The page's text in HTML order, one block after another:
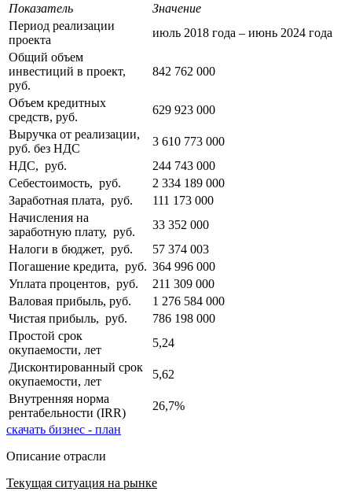
Показатель
Значение
Период реализации
проекта
июль 2018 года – июнь 2024 года
Общий объем
инвестиций в проект,
руб.
842 762 000
Объем кредитных
средств, руб.
629 923 000
Выручка от реализации,
руб. без НДС
3 610 773 000
НДС, руб.
244 743 000
Себестоимость, руб.
2 334 189 000
Заработная плата, руб.
111 173 000
Начисления на
заработную плату, руб.
33 352 000
Налоги в бюджет, руб.
57 374 003
Погашение кредита, руб. 364 996 000
Уплата процентов, руб.
211 309 000
Валовая прибыль, руб.
1 276 584 000
Чистая прибыль, руб.
786 198 000
Простой срок
окупаемости, лет
5,24
Дисконтированный срок
окупаемости, лет
5,62
Внутренняя норма
рентабельности (IRR)
26,7%
скачать бизнес - план
Описание отрасли
Текущая ситуация на рынке